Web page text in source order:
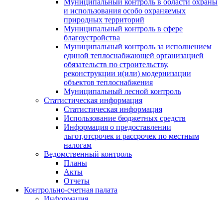
Муниципальный контроль в области охраны
и использования особо охраняемых
природных территорий
Муниципальный контроль в сфере
благоустройства
Муниципальный контроль за исполнением
единой теплоснабжающей организацией
обязательств по строительству,
реконструкции и(или) модернизации
объектов теплоснабжения
Муниципальный лесной контроль
Статистическая информация
Статистическая информация
Использование бюджетных средств
Информация о предоставлении
льгот,отсрочек и рассрочек по местным
налогам
Ведомственный контроль
Планы
Акты
Отчеты
Контрольно-счетная палата